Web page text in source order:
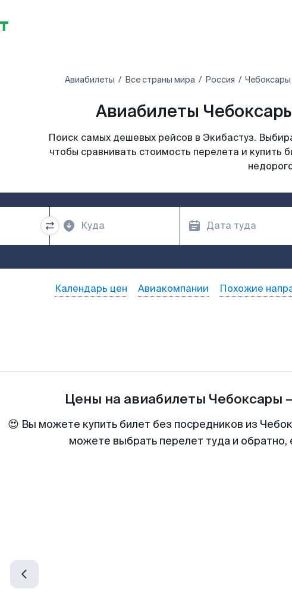
Авиабилеты Все страны мира Россия Чебоксары
Авиабилеты
Поиск самых дешевых рейсов в Экибастуз.
чтобы сравнивать стоимость перелета и купить
Календарь цен Авиакомпании Похожие
Цены на авиабилеты Чебоксары
😍 Вы можете купить билет без посредников из
можете выбрать перелет туда и